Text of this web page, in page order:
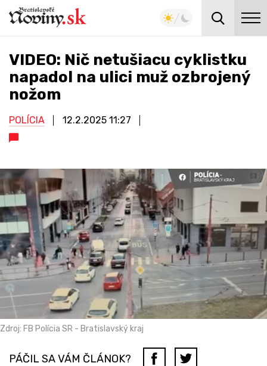
VIDEO: Nič netušiacu cyklistku
napadol na ulici muž ozbrojený
nožom
POLÍCIA 12.2.2025 11:27
Zdroj: FB Polícia SR - Bratislavský kraj
PÁČIL SA VÁM ČLÁNOK?